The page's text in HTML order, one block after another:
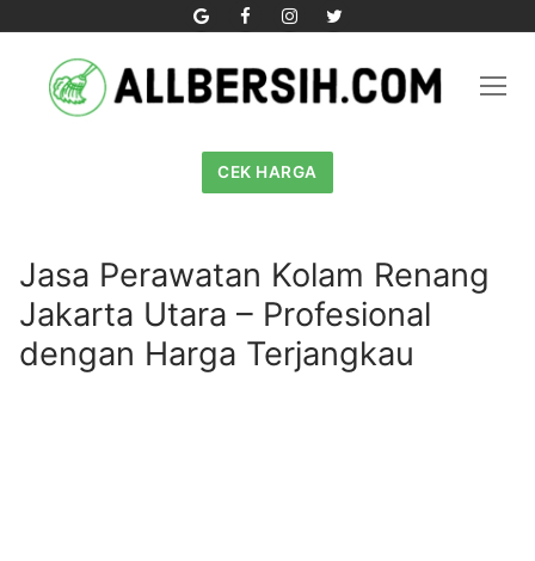
content
CEK HARGA
Jasa Perawatan Kolam Renang
Jakarta Utara – Profesional
dengan Harga Terjangkau